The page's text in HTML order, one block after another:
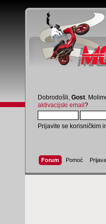
Dobrodošli, Gost .
aktivacijski email?
Prijavite se korisničkim
Forum Pomoć Prijava